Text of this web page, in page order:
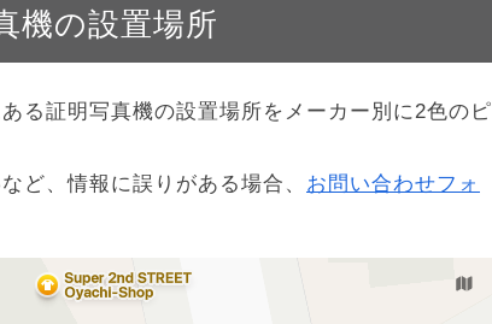
機の設置場所
る証明写真機の設置場所をメーカー別に2色のピ
ど、情報に誤りがある場合、 お問い合わせフォ